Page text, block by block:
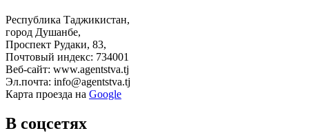
Республика Таджикистан,
город Душанбе,
Проспект Рудаки, 83,
Почтовый индекс: 734001
Веб-сайт: www.agentstva.tj
Эл.почта: info@agentstva.tj
Карта проезда на Google
В соцсетях